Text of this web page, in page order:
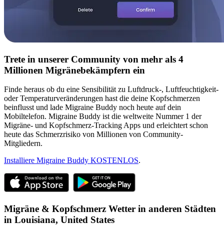
Trete in unserer Community von mehr als 4
Millionen Migränebekämpfern ein
Finde heraus ob du eine Sensibilität zu Luftdruck-, Luftfeuchtigkeit-
oder Temperaturveränderungen hast die deine Kopfschmerzen
beinflusst und lade Migraine Buddy noch heute auf dein
Mobiltelefon. Migraine Buddy ist die weltweite Nummer 1 der
Migräne- und Kopfschmerz-Tracking Apps und erleichtert schon
heute das Schmerzrisiko von Millionen von Community-
Mitgliedern.
Installiere Migraine Buddy KOSTENLOS.
Migräne & Kopfschmerz Wetter in anderen Städten
in Louisiana, United States